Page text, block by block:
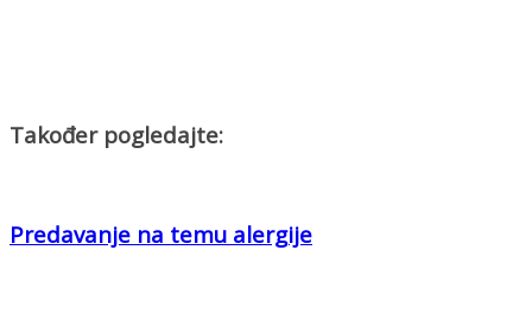
Također pogledajte:
Predavanje na temu alergije